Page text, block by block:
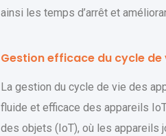
ainsi les temps d’arrêt et
Gestion efficace du cycle de
La gestion du cycle de vie des
fluide et efficace des appareils
des objets (IoT), où les appareils